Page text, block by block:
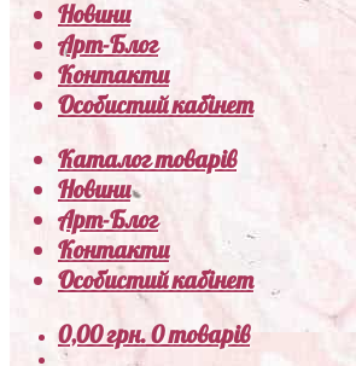
Новини
Арт-Блог
Контакти
Особистий кабінет
Каталог товарів
Новини
Арт-Блог
Контакти
Особистий кабінет
0,00грн.0 товарів